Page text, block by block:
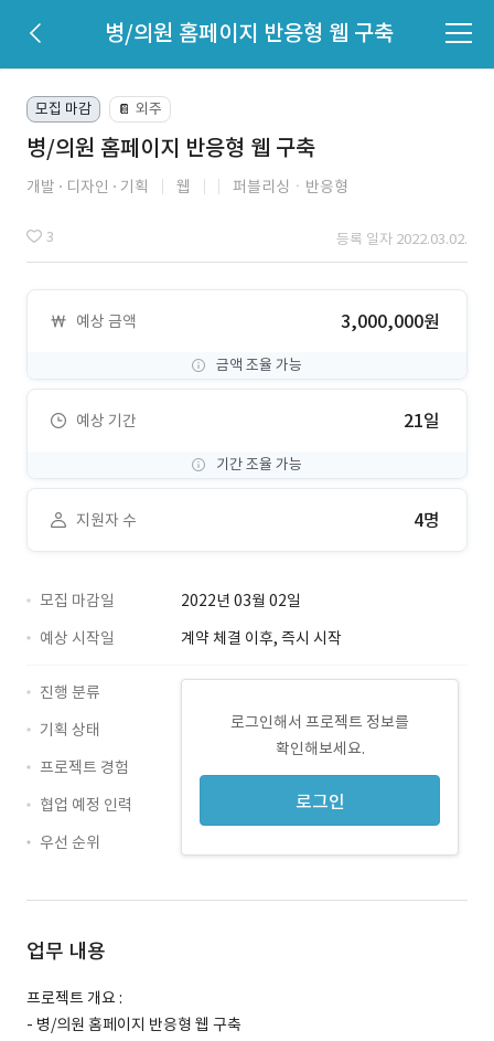
병/의원 홈페이지 반응형 웹 구축
모집 마감 📔 외주
병/의원 홈페이지 반응형 웹 구축
개발 디자인 기획 웹 퍼블리싱ㆍ반응형
3 등록 일자 2022.03.02.
예상 금액 3,000,000원
금액 조율 가능
예상 기간 21일
기간 조율 가능
지원자 수 4명
모집 마감일
2022년 03월 02일
예상 시작일
계약 체결 이후, 즉시 시작
로그인해서 프로젝트 정보를
확인해보세요.
로그인
진행 분류
기획 상태
프로젝트 경험
협업 예정 인력
우선 순위
업무 내용
프로젝트 개요 :
- 병/의원 홈페이지 반응형 웹 구축